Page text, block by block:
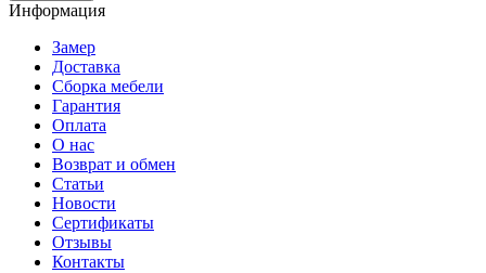
Информация
Замер
Доставка
Сборка мебели
Гарантия
Оплата
О нас
Возврат и обмен
Статьи
Новости
Сертификаты
Отзывы
Контакты